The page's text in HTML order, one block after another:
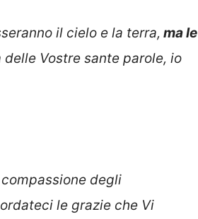
il cielo e la terra, ma le
Vostre sante parole, io
degli
le grazie che Vi